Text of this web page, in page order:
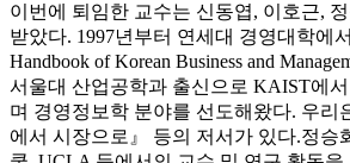
이번에 퇴임한 교수는 신동엽, 이호근,
받았다. 1997년부터 연세대 경영대학에
Handbook of Korean Business and
서울대 산업공학과 출신으로 KAIST에
며 경영정보학 분야를 선도해왔다. 우리
에서 시장으로』 등의 저서가 있다.정승